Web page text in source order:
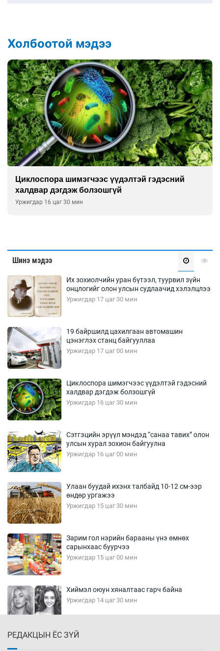
Холбоотой мэдээ
Сэтгэцийн эрүүл мэндэд “санаа тавих” олон
улсын хурал зохион байгуулна
Уржигдар 16 цаг 00 мин
Шинэ мэдээ
Их зохиолчийн уран бүтээл, туурвил зүйн
онцлогийг олон улсын судлаачид хэлэлцлээ
Уржигдар 17 цаг 30 мин
19 байршилд цахилгаан автомашин
цэнэглэх станц байгууллаа
Уржигдар 17 цаг 00 мин
Циклоспора шимэгчээс үүдэлтэй гэдэсний
халдвар дэгдэж болзошгүй
Уржигдар 16 цаг 30 мин
Сэтгэцийн эрүүл мэндэд “санаа тавих” олон
улсын хурал зохион байгуулна
Уржигдар 16 цаг 00 мин
Улаан буудай ихэнх талбайд 10-12 см-ээр
өндөр ургажээ
Уржигдар 15 цаг 30 мин
Зарим гол нэрийн барааны үнэ өмнөх
сарынхаас буурчээ
Уржигдар 15 цаг 00 мин
Хиймэл оюун хяналтаас гарч байна
Уржигдар 14 цаг 30 мин
РЕДАКЦЫН ЁС ЗҮЙ